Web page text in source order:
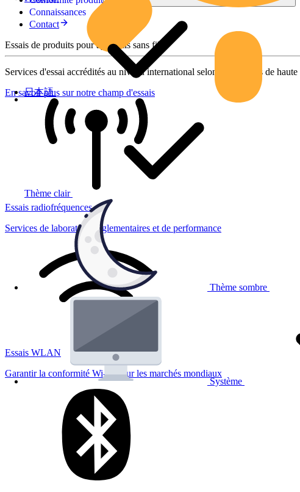
Thème clair
Thème sombre
Système
日本語
Connaissances
Contact
Essais de produits pour appareils sans fil
Services d'essai accrédités au niveau international selon des normes de
En savoir plus sur notre champ d'essais
Essais radiofréquences
Services de laboratoire réglementaires et de performance
Essais WLAN
Garantir la conformité Wi-Fi pour les marchés mondiaux